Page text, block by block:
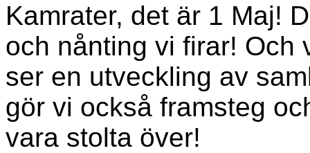
Kamrater, det är 1 Maj!
och nånting vi firar! Och
ser en utveckling av
gör vi också framsteg
vara stolta över!